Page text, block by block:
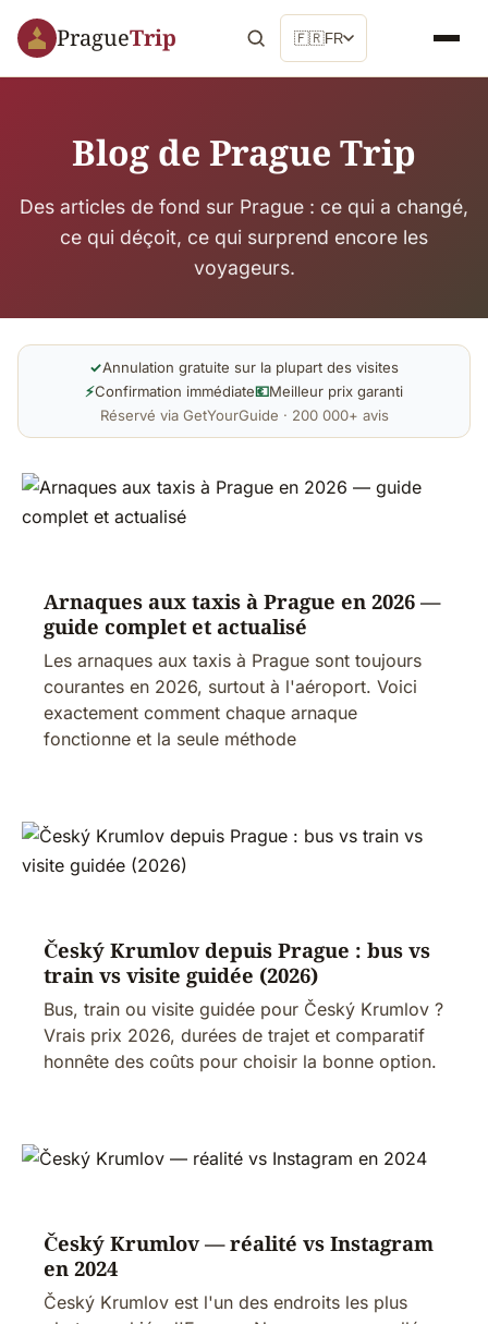
PragueTrip 🇫🇷FR
Blog de Prague Trip
Des articles de fond sur Prague : ce qui a changé,
ce qui déçoit, ce qui surprend encore les
voyageurs.
✓Annulation gratuite sur la plupart des visites
⚡Confirmation immédiate💶Meilleur prix garanti
Réservé via GetYourGuide · 200 000+ avis
Arnaques aux taxis à Prague en 2026 —
guide complet et actualisé
Les arnaques aux taxis à Prague sont toujours
courantes en 2026, surtout à l'aéroport. Voici
exactement comment chaque arnaque
fonctionne et la seule méthode
Český Krumlov depuis Prague : bus vs
train vs visite guidée (2026)
Bus, train ou visite guidée pour Český Krumlov ?
Vrais prix 2026, durées de trajet et comparatif
honnête des coûts pour choisir la bonne option.
Český Krumlov — réalité vs Instagram
en 2024
Český Krumlov est l'un des endroits les plus